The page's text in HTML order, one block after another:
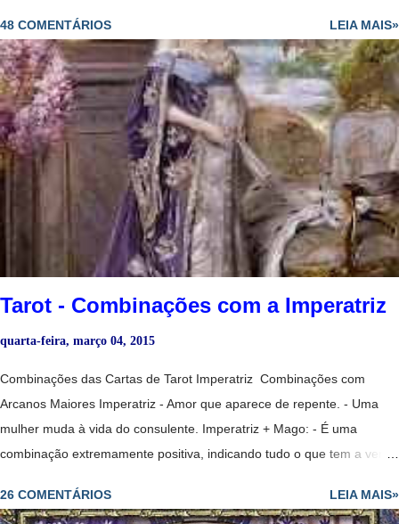
representar indivíduos que fazem parte da vida da pessoa para quem
se colocam as cartas, ou nela têm influência - ao passo que as outras
cartas do naipe representam forças ou tendências. O cartomante
deve ter em conta as associações tradicionais e muito importante que
se relacionam com cada um dos naipes em geral. Alquimia de bicicleta
1977 Inglaterra Baralho Comum - Significados dos Naipe de Copas
São as cartas do amor, da amizade e do prazer. Rei - Um homem
importante de pele clara, talvez de posição elevada ou distinta;
bondoso, terno e generoso. Bicicleta Anne Stokes Dama - Todas as
virtudes tradicionais encarn...
48 COMENTÁRIOS LEIA MAIS»
Tarot - Combinações com a Imperatriz
quarta-feira, março 04, 2015
Combinações das Cartas de Tarot Imperatriz Combinações com
Arcanos Maiores Imperatriz - Amor que aparece de repente. - Uma
mulher muda à vida do consulente. Imperatriz + Mago: - É uma
combinação extremamente positiva, indicando tudo o que tem a ver
habilidades. - Diplomacia leva ao sucesso. - Par romântico e
26 COMENTÁRIOS LEIA MAIS»